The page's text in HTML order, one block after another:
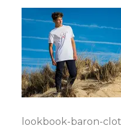
lookbook-baron-